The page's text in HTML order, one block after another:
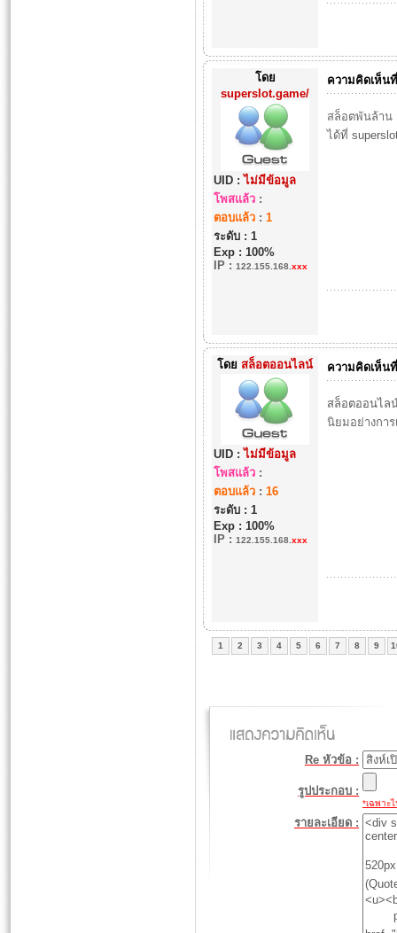
โดย
superslot.game/
UID :ไม่มีข้อมูล
โพสแล้ว:
ตอบแล้ว: 1
ระดับ : 1
Exp : 100%
IP: 122.155.168. xxx
ความคิดเห็น
สล็อตพันล้าน
ได้ที่
โดย สล็อตออนไลน์
UID :ไม่มีข้อมูล
โพสแล้ว:
ตอบแล้ว: 16
ระดับ : 1
Exp : 100%
IP: 122.155.168. xxx
ความคิดเห็น
สล็อตออนไล
นิยมอย่างกา
1 2 3 4 5 6 7 8 9
Re หัวข้อ :
รูปประกอบ :
*เฉพาะ
รายละเอียด :